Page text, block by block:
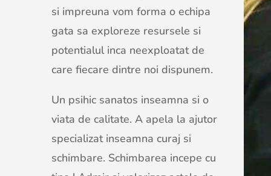
si impreuna vom forma o echipa
gata sa exploreze resursele si
potentialul inca neexploatat de
care fiecare dintre noi dispunem.
Un psihic sanatos inseamna si o
viata de calitate. A apela la ajutor
specializat inseamna curaj si
schimbare. Schimbarea incepe cu